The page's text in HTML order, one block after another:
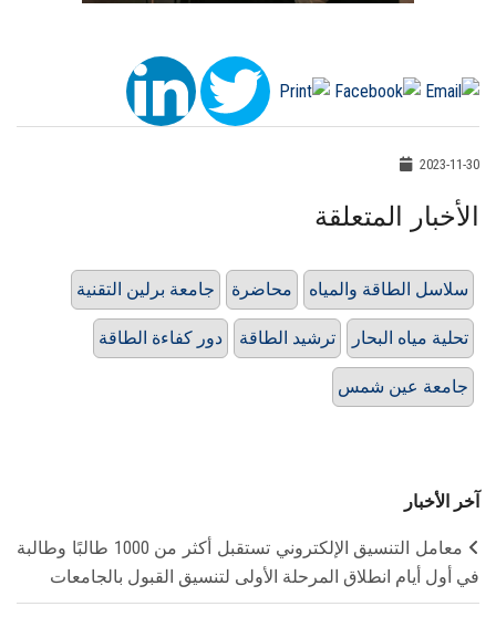
2023-11-30
الأخبار المتعلقة
جامعة برلين التقنية محاضرة سلاسل الطاقة والمياه
دور كفاءة الطاقة ترشيد الطاقة تحلية مياه البحار
جامعة عين شمس
آخر الأخبار
معامل التنسيق الإلكتروني تستقبل أكثر من 1000 طالبًا وطالبة
في أول أيام انطلاق المرحلة الأولى لتنسيق القبول بالجامعات